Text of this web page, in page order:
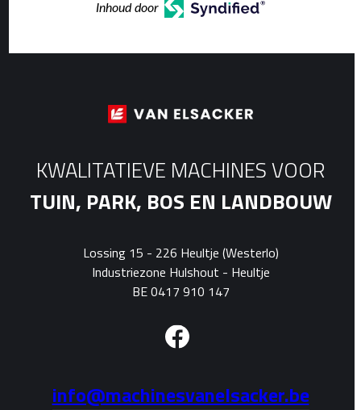
Inhoud door
KWALITATIEVE MACHINES VOOR
TUIN, PARK, BOS EN LANDBOUW
Lossing 15 - 226 Heultje (Westerlo)
Industriezone Hulshout - Heultje
BE 0417 910 147
info@machinesvanelsacker.be